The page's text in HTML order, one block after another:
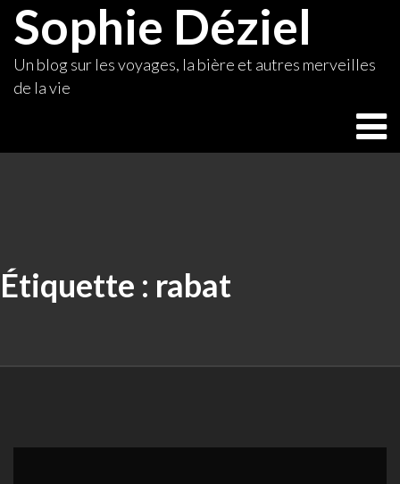
SkipSophie Déziel
Un blog sur les voyages, la bière et autres merveilles
de la vie
Étiquette : rabat